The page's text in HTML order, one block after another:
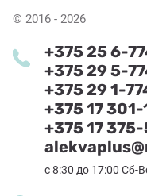
© 2016 - 2026
+375 25 6-
+375 29 5-
+375 29 1-
+375 17
+375 17
с 8:30 до 17:00 Сб-